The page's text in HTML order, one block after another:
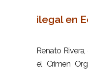
ilegal en
Renato
el Crimen